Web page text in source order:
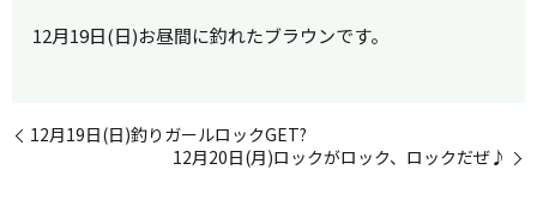
12月19日(日)お昼間に釣れたブラウンです。
12月19日(日)釣りガールロックGET?
12月20日(月)ロックがロック、ロックだぜ♪